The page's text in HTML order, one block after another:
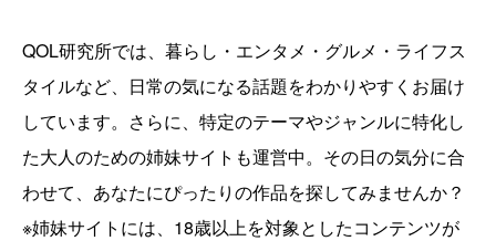
QOL研究所では、暮らし・エンタメ・グルメ・ライフス
タイルなど、日常の気になる話題をわかりやすくお届け
しています。さらに、特定のテーマやジャンルに特化し
た大人のための姉妹サイトも運営中。その日の気分に合
わせて、あなたにぴったりの作品を探してみませんか？
※姉妹サイトには、18歳以上を対象としたコンテンツが